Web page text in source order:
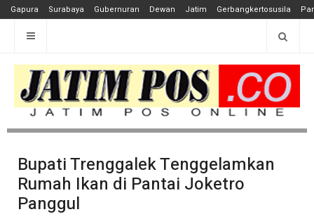
Gapura Surabaya Gubernuran Dewan Jatim Gerbangkertosusila
Bupati Trenggalek Tenggelamkan
Rumah Ikan di Pantai Joketro
Panggul